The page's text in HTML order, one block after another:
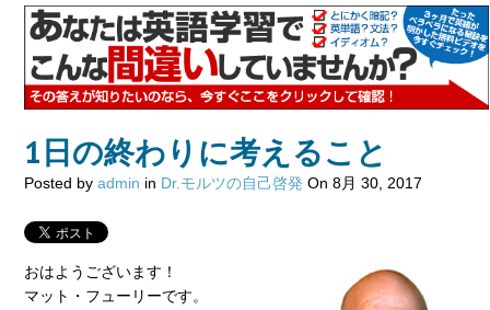
1日の終わりに考えること
Posted by admin in Dr.モルツの自己啓発 On 8月 30, 2017
おはようございます！
マット・フューリーです。